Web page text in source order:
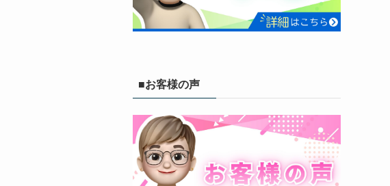
■お客様の声